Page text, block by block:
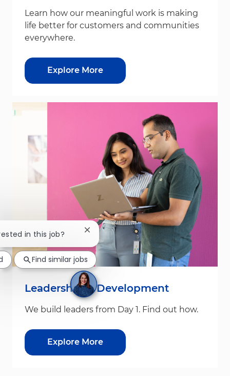
Learn how our meaningful work is making
life better for customers and communities
everywhere.
Explore More
Leadership & Development
We build leaders from Day 1. Find out how.
Explore More
in this job? Close chatbot notification
Find similar jobs